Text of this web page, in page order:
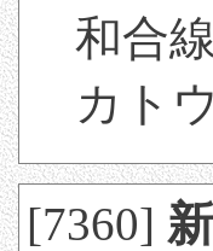
和合
カト
[7360]